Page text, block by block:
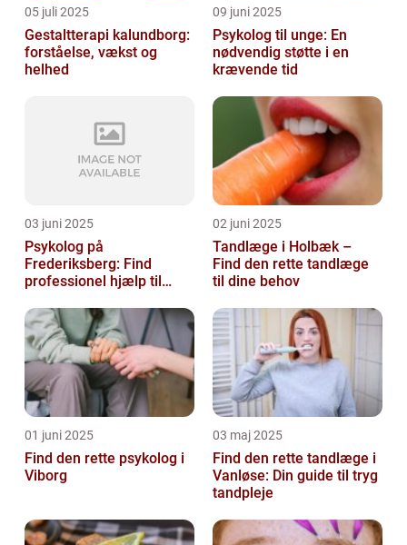
05 juli 2025
Gestaltterapi kalundborg:
forståelse, vækst og
helhed
09 juni 2025
Psykolog til unge: En
nødvendig støtte i en
krævende tid
03 juni 2025
Psykolog på
Frederiksberg: Find
professionel hjælp til
02 juni 2025
Tandlæge i Holbæk –
Find den rette tandlæge
til dine behov
01 juni 2025
Find den rette psykolog i
Viborg
03 maj 2025
Find den rette tandlæge i
Vanløse: Din guide til tryg
tandpleje